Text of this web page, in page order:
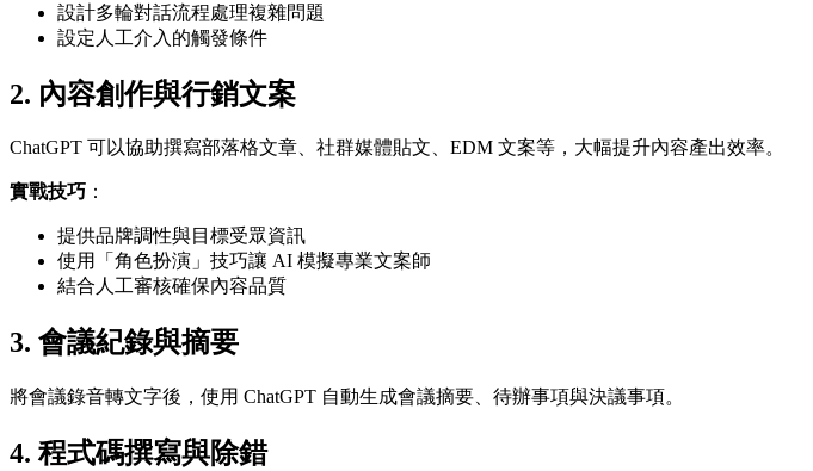
設計多輪對話流程處理複雜問題
設定人工介入的觸發條件
2. 內容創作與行銷文案
ChatGPT 可以協助撰寫部落格文章、社群媒體貼文、EDM 文案等，大幅提升內容產出效率。
實戰技巧 ：
提供品牌調性與目標受眾資訊
使用「角色扮演」技巧讓 AI 模擬專業文案師
結合人工審核確保內容品質
3. 會議紀錄與摘要
將會議錄音轉文字後，使用 ChatGPT 自動生成會議摘要、待辦事項與決議事項。
4. 程式碼撰寫與除錯